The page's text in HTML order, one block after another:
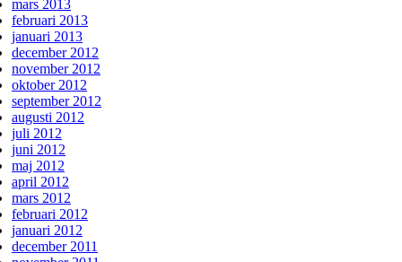
mars 2013
februari 2013
januari 2013
december 2012
november 2012
oktober 2012
september 2012
augusti 2012
juli 2012
juni 2012
maj 2012
april 2012
mars 2012
februari 2012
januari 2012
december 2011